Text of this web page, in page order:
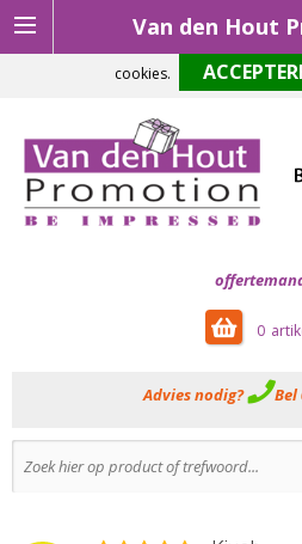
Van den Hout
0
Advies nodig? Bel
Om onze website optimaal te laten
cookies.